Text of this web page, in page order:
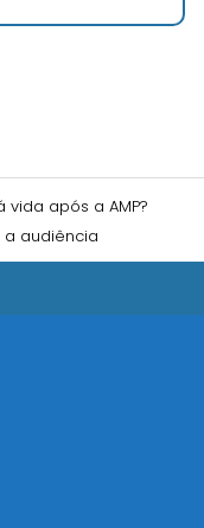
vida após a AMP?
a audiência